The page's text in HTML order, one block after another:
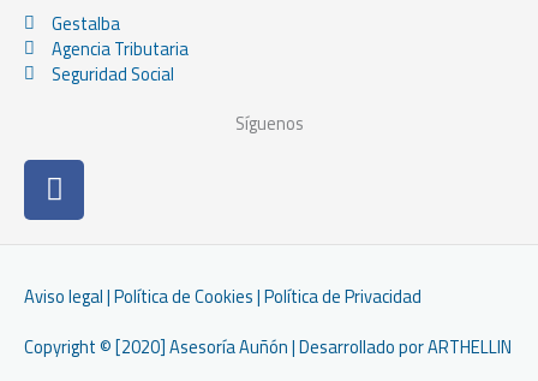
Gestalba
Agencia Tributaria
Seguridad Social
Síguenos
F
a
c
b
o
Aviso legal|Política de Cookies|Política de Privacidad
Copyright © [2020] Asesoría Auñón | Desarrollado porARTHELLIN